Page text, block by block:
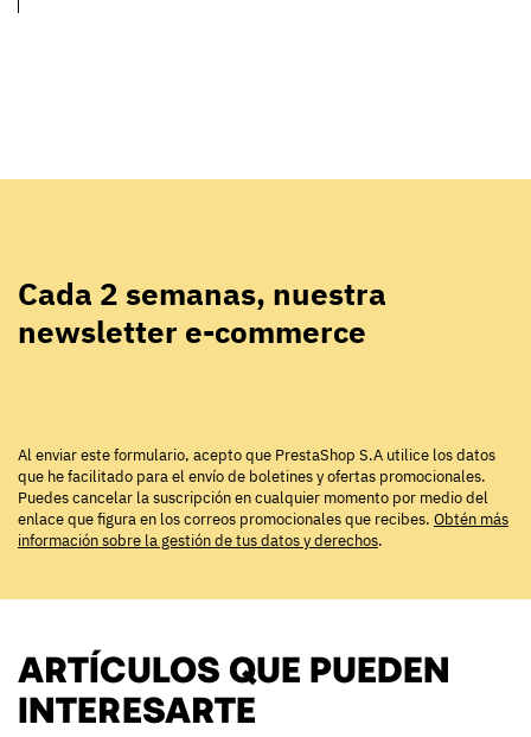
Cada 2 semanas, nuestra
newsletter e-commerce
Al enviar este formulario, acepto que PrestaShop S.A utilice los datos
que he facilitado para el envío de boletines y ofertas promocionales.
Puedes cancelar la suscripción en cualquier momento por medio del
enlace que figura en los correos promocionales que recibes. Obtén más
información sobre la gestión de tus datos y derechos.
ARTÍCULOS QUE PUEDEN
INTERESARTE